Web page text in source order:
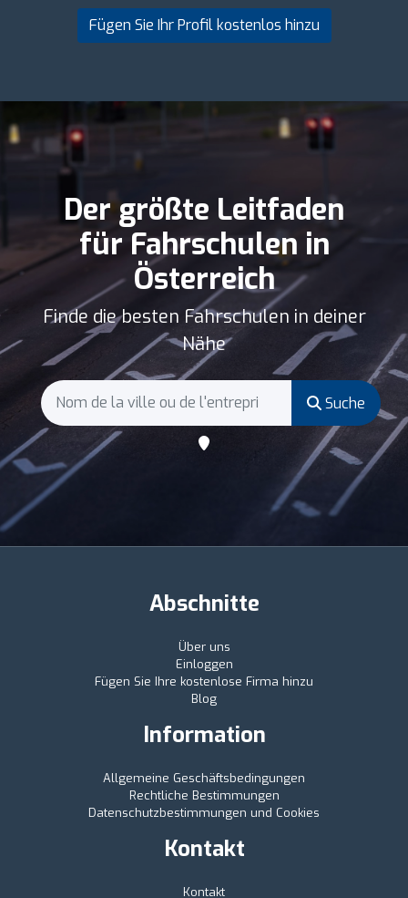
Fügen Sie Ihr Profil kostenlos hinzu
Der größte Leitfaden
für Fahrschulen in
Österreich
Finde die besten Fahrschulen in deiner
Nähe
Suche
Abschnitte
Über uns
Einloggen
Fügen Sie Ihre kostenlose Firma hinzu
Blog
Information
Allgemeine Geschäftsbedingungen
Rechtliche Bestimmungen
Datenschutzbestimmungen und Cookies
Kontakt
Kontakt